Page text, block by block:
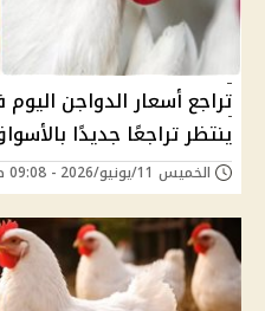
تراجع أسعار الدواجن
ينتظر تراجعًا جديدًا
الخميس 11/يونيو/2026 - 09:08 ص